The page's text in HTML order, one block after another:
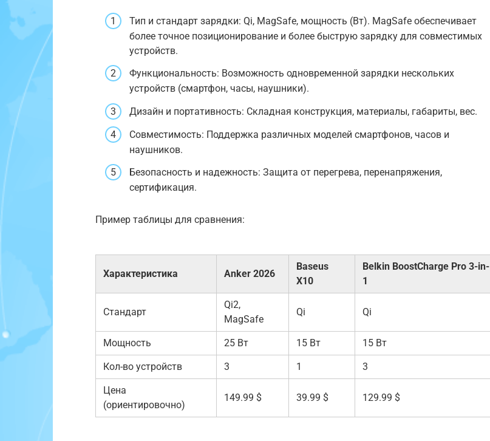
Тип и стандарт зарядки: Qi, MagSafe, мощность (Вт). MagSafe обеспечивает
более точное позиционирование и более быструю зарядку для совместимых
устройств.
Функциональность: Возможность одновременной зарядки нескольких
устройств (смартфон, часы, наушники).
Дизайн и портативность: Складная конструкция, материалы, габариты, вес.
Совместимость: Поддержка различных моделей смартфонов, часов и
наушников.
Безопасность и надежность: Защита от перегрева, перенапряжения,
сертификация.
Пример таблицы для сравнения:
Характеристика Anker 2026
Baseus
X10
Belkin BoostCharge Pro 3-in-
1
Стандарт
Qi2,
MagSafe
Qi Qi
Мощность 25 Вт 15 Вт 15 Вт
Кол-во устройств 3 1 3
Цена
(ориентировочно)
149.99 $ 39.99 $ 129.99 $